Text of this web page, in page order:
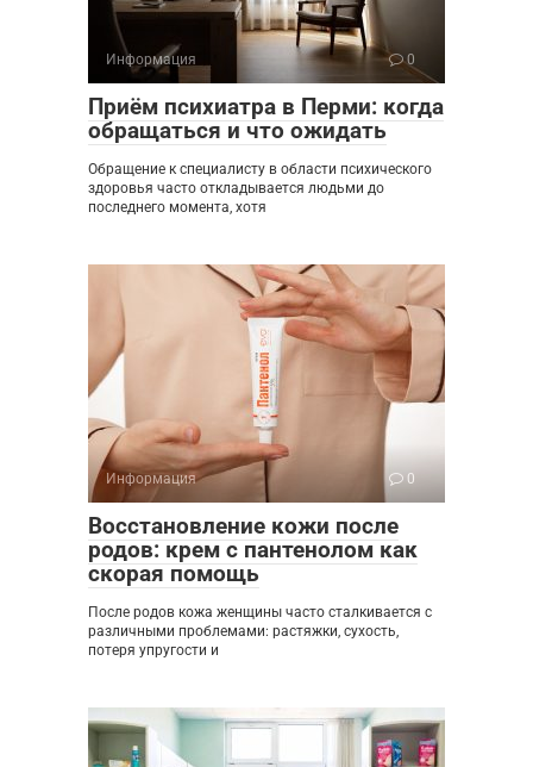
Информация 0
Приём психиатра в Перми: когда
обращаться и что ожидать
Обращение к специалисту в области психического
здоровья часто откладывается людьми до
последнего момента, хотя
Информация 0
Восстановление кожи после
родов: крем с пантенолом как
скорая помощь
После родов кожа женщины часто сталкивается с
различными проблемами: растяжки, сухость,
потеря упругости и